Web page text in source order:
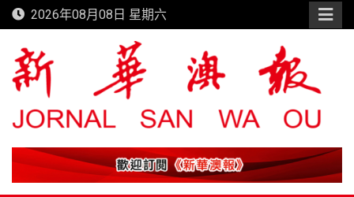
Skip
to
content
2026年08月08日 星期六
新華澳報